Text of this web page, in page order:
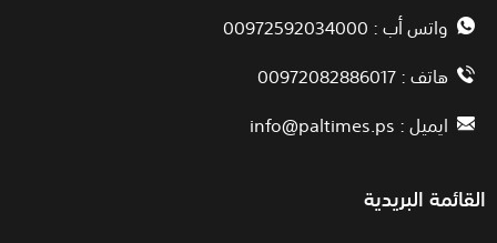
واتس أب : 00972592034000
هاتف : 00972082886017
ايميل :info@paltimes.ps
القائمة البريدية